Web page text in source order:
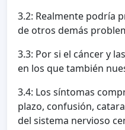
3.2: Realmente podría
de otros demás
3.3: Por si el cáncer y
en los que también
3.4: Los síntomas
plazo, confusión,
del sistema nervioso